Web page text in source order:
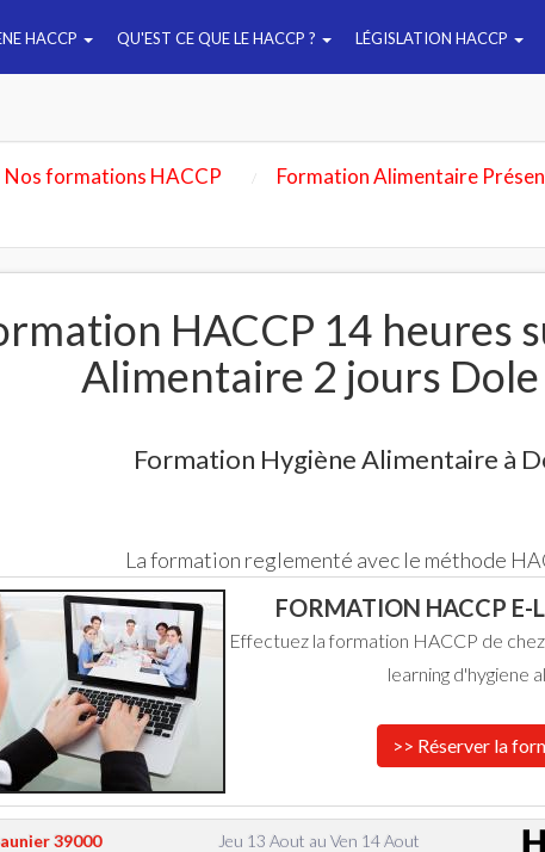
HACCP QU'EST CE QUE LE HACCP ? LÉGISLATION HACCP
Nos formations HACCP Formation Alimentaire
HACCP 14 heures
Alimentaire 2 jours Dole
Formation Hygiène Alimentaire à
La formation reglementé avec le méthode
FORMATION HACCP E-
Effectuez la formation HACCP de
learning d'hygiene
>> Réserver la
39000 Jeu 13 Aout au Ven 14 Aout